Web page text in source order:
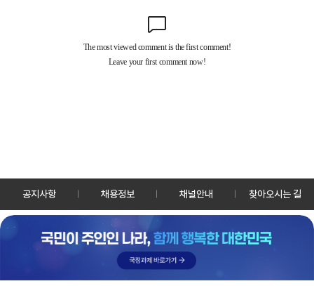
공지사항 채용정보 채널안내 찾아오시는 길
30128 세종특별자치시 정부2청사로 13 한국정책방송원 KTV
TEL: 044-204-8000
Copyrightⓒ KTV 국민방송 All Rights Reserved.